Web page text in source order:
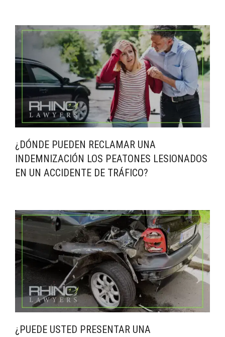
¿DÓNDE PUEDEN RECLAMAR UNA
INDEMNIZACIÓN LOS PEATONES LESIONADOS
EN UN ACCIDENTE DE TRÁFICO?
¿PUEDE USTED PRESENTAR UNA